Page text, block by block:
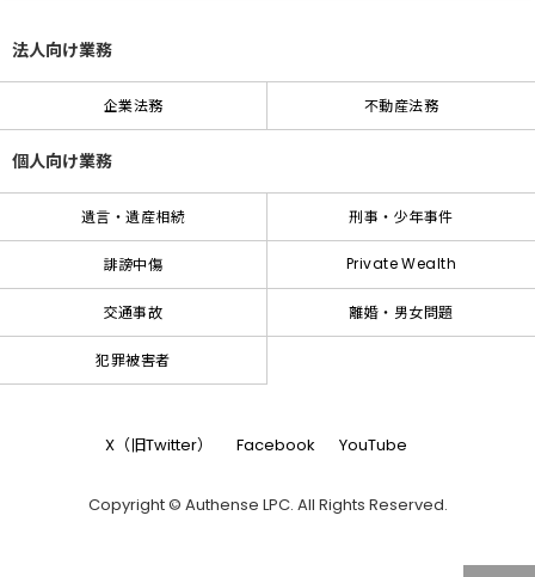
法人向け業務
企業法務 不動産法務
個人向け業務
遺言・遺産相続 刑事・少年事件
誹謗中傷 Private Wealth
交通事故 離婚・男女問題
犯罪被害者
X（旧Twitter） Facebook YouTube
Copyright © Authense LPC. All Rights Reserved.